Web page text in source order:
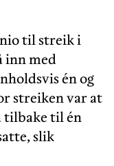
til streik i
inn med
én og
streiken var at
tilbake til én
slik